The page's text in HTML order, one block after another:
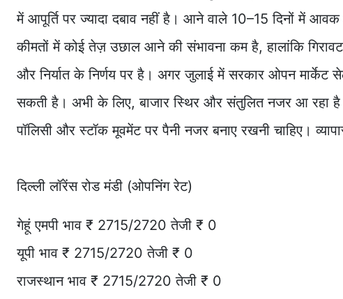
में आपूर्ति पर ज्यादा दबाव नहीं है। आने वाले 10–15 दिनों में
कीमतों में कोई तेज़ उछाल आने की संभावना कम है, हालांकि
और निर्यात के निर्णय पर है। अगर जुलाई में सरकार ओपन मार्केट
सकती है। अभी के लिए, बाजार स्थिर और संतुलित नजर आ रहा
पॉलिसी और स्टॉक मूवमेंट पर पैनी नजर बनाए रखनी चाहिए।
दिल्ली लॉरेंस रोड मंडी (ओपनिंग रेट)
गेहूं एमपी भाव ₹ 2715/2720 तेजी ₹ 0
यूपी भाव ₹ 2715/2720 तेजी ₹ 0
राजस्थान भाव ₹ 2715/2720 तेजी ₹ 0